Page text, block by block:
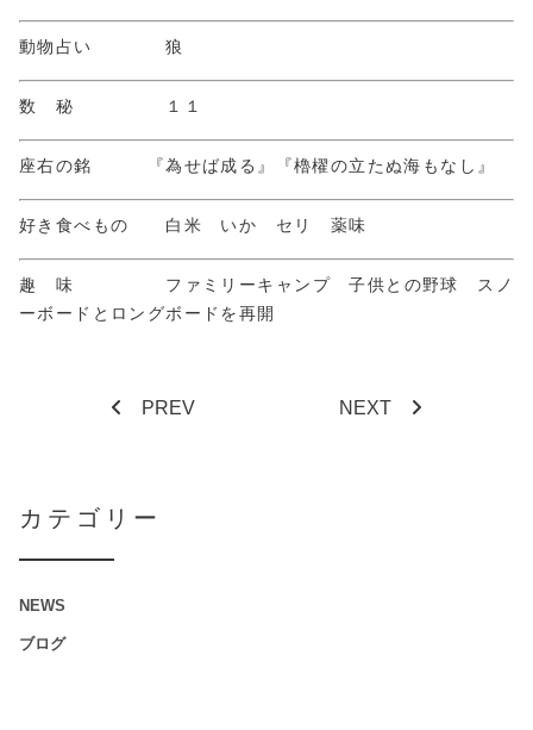
動物占い 狼
数 秘 １１
座右の銘 『為せば成る』『櫓櫂の立たぬ海もなし』
好き食べもの 白米 いか セリ 薬味
趣 味 ファミリーキャンプ 子供との野球 スノ
ーボードとロングボードを再開
PREV NEXT
カテゴリー
NEWS
ブログ